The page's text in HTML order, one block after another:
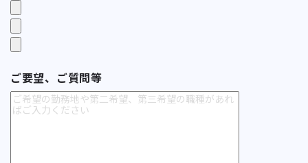
ご要望、ご質問等